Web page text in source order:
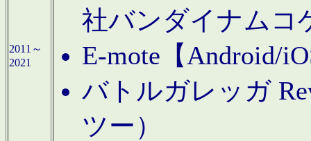
2011～
2021
社バンダイナムコ
E-mote【Android/
バトルガレッガ
ツー）